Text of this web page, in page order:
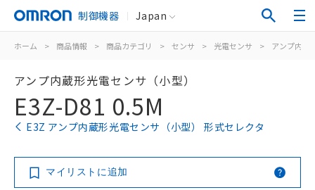
制御機器 Japan
ホーム > 商品情報 > 商品カテゴリ > センサ > 光電センサ > アンプ内蔵
アンプ内蔵形光電センサ（小型）
E3Z-D81 0.5M
E3Z アンプ内蔵形光電センサ（小型） 形式セレクタ
マイリストに追加